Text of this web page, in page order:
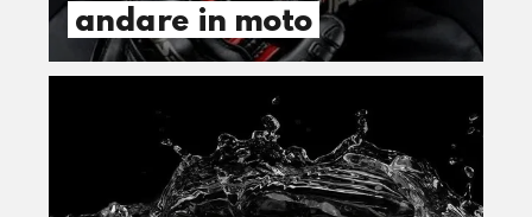
andare in moto